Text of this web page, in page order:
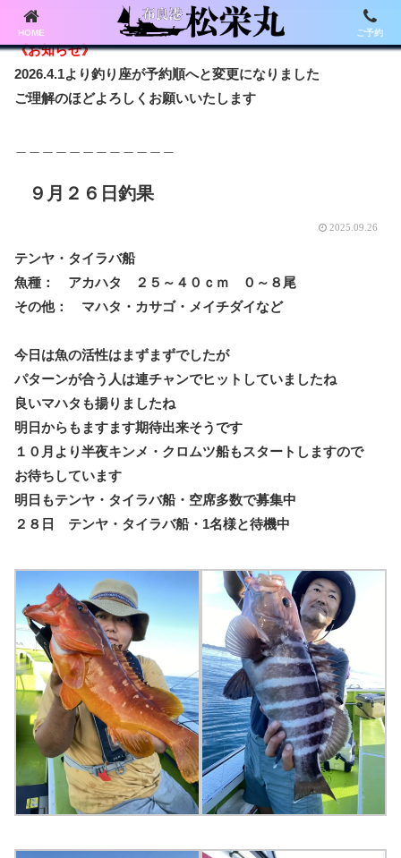
《お知らせ》
2026.4.1より釣り座が予約順へと変更になりました
ご理解のほどよろしくお願いいたします
９月２６日釣果
2025.09.26
テンヤ・タイラバ船
魚種： アカハタ ２５～４０ｃｍ ０～８尾
その他： マハタ・カサゴ・メイチダイなど
今日は魚の活性はまずまずでしたが
パターンが合う人は連チャンでヒットしていましたね
良いマハタも揚りましたね
明日からもますます期待出来そうです
１０月より半夜キンメ・クロムツ船もスタートしますので
お待ちしています
明日もテンヤ・タイラバ船・空席多数で募集中
２８日 テンヤ・タイラバ船・1名様と待機中
HOME ご予約